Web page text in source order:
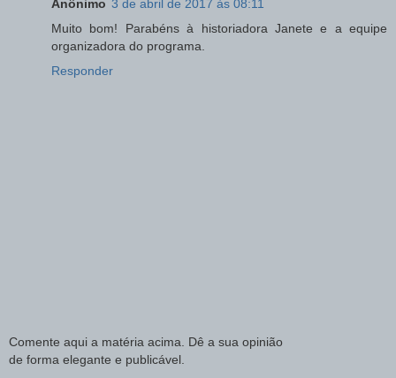
Anônimo 3 de abril de 2017 às 08:11
Muito bom! Parabéns à historiadora Janete e a equipe
organizadora do programa.
Responder
Comente aqui a matéria acima. Dê a sua opinião
de forma elegante e publicável.